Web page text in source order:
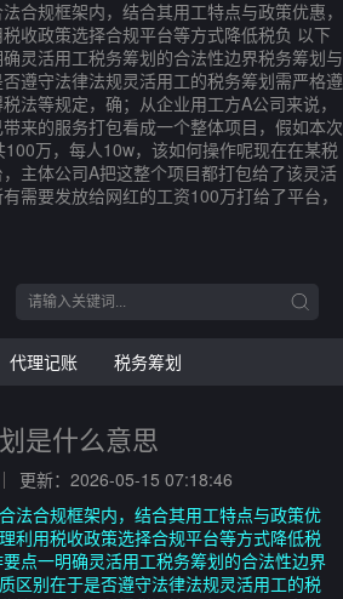
合规框架内，结合其用工特点与政策优惠，
收政策选择合规平台等方式降低税负 以下
灵活用工税务筹划的合法性边界税务筹划与
遵守法律法规灵活用工的税务筹划需严格遵
法等规定，确；从企业用工方A公司来说，
来的服务打包看成一个整体项目，假如本次
万，每人10w，该如何操作呢现在在某税
主体公司A把这整个项目都打包给了该灵活
需要发放给网红的工资100万打给了平台，
代理记账 税务筹划
是什么意思
更新：2026-05-15 07:18:46
法合规框架内，结合其用工特点与政策优
利用税收政策选择合规平台等方式降低税
点一明确灵活用工税务筹划的合法性边界
区别在于是否遵守法律法规灵活用工的税